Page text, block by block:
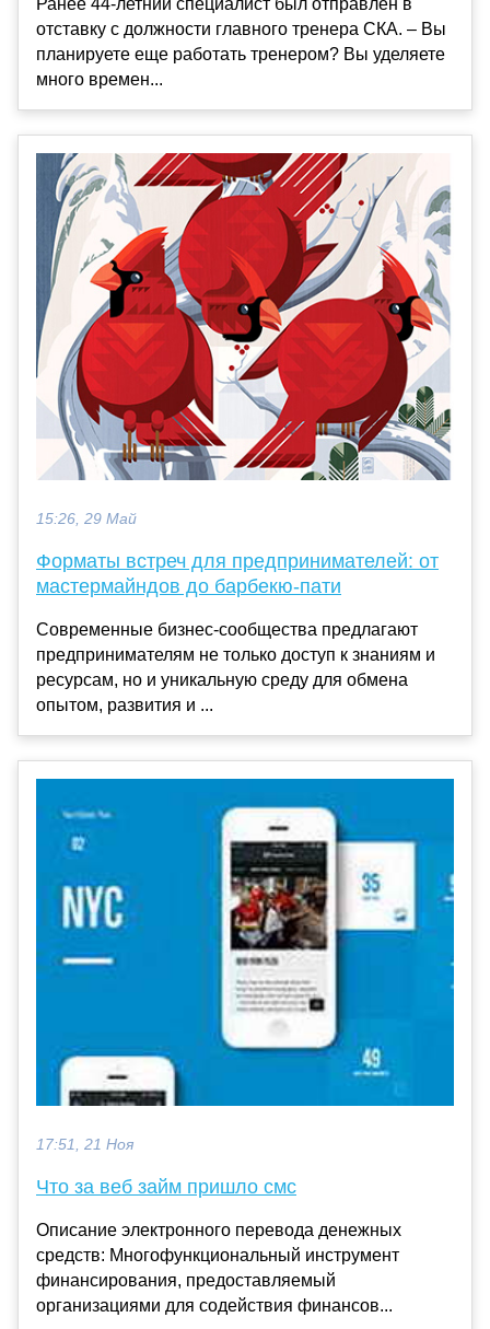
отставку с должности главного тренера СКА. – Вы
планируете еще работать тренером? Вы уделяете
много времен...
15:26, 29 Май
Форматы встреч для предпринимателей: от
мастермайндов до барбекю-пати
Современные бизнес-сообщества предлагают
предпринимателям не только доступ к знаниям и
ресурсам, но и уникальную среду для обмена
опытом, развития и ...
17:51, 21 Ноя
Что за веб займ пришло смс
Описание электронного перевода денежных
средств: Многофункциональный инструмент
финансирования, предоставляемый
организациями для содействия финансов...